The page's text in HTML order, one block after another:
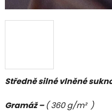
Středně silné vlněné
Gramáž –( 360 g/m² )